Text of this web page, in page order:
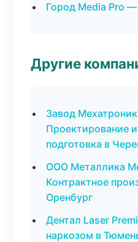
Город Media Pro
Другие
Завод
Проектирование
подготовка в
ООО Металлика
Контрактное
Оренбург
Дентал Laser
наркозом в